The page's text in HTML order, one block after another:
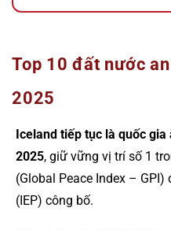
Top 10 đất nước
2025
Iceland tiếp tục là quốc
2025, giữ vững vị trí số 1
(Global Peace Index –
(IEP) công bố.